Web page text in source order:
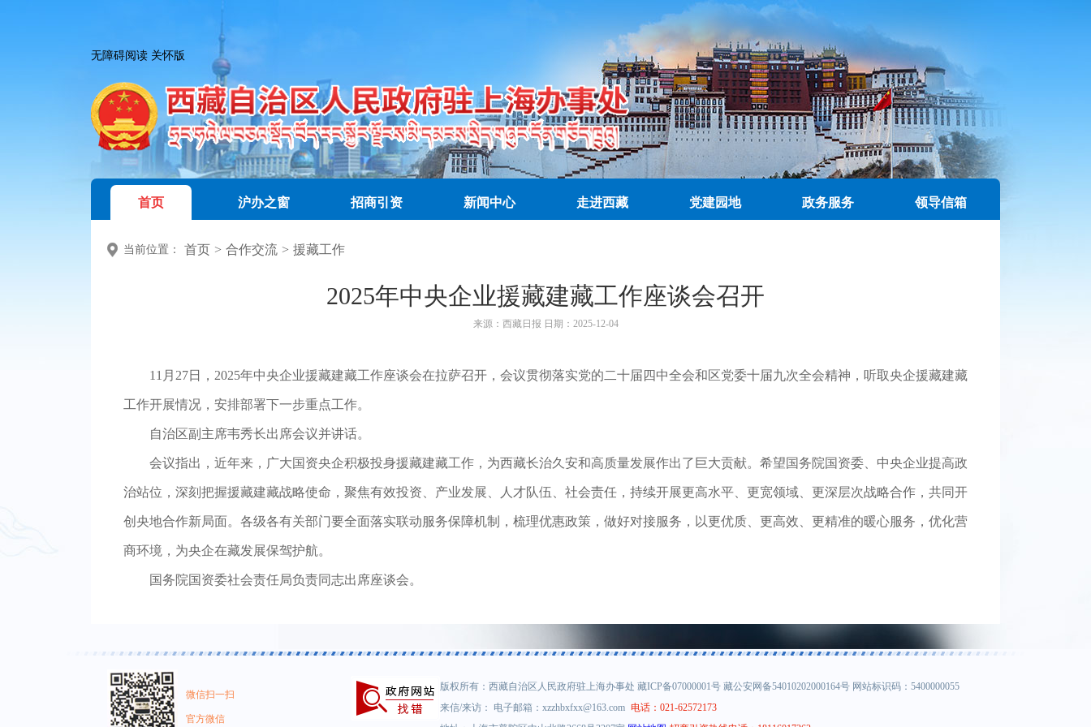
无障碍阅读 关怀版
首页 沪办之窗 招商引资 新闻中心 走进西藏 党建园地 政务服务 领导信箱
当前位置： 首页 > 合作交流 > 援藏工作
2025年中央企业援藏建藏工作座谈会召开
来源： 西藏日报 日期： 2025-12-04
11月27日，2025年中央企业援藏建藏工作座谈会在拉萨召开，会议贯彻落实党的二十届四中全会和区党委十届九次全会精神，听取央企援藏建藏
工作开展情况，安排部署下一步重点工作。
自治区副主席韦秀长出席会议并讲话。
会议指出，近年来，广大国资央企积极投身援藏建藏工作，为西藏长治久安和高质量发展作出了巨大贡献。希望国务院国资委、中央企业提高政
治站位，深刻把握援藏建藏战略使命，聚焦有效投资、产业发展、人才队伍、社会责任，持续开展更高水平、更宽领域、更深层次战略合作，共同开
创央地合作新局面。各级各有关部门要全面落实联动服务保障机制，梳理优惠政策，做好对接服务，以更优质、更高效、更精准的暖心服务，优化营
商环境，为央企在藏发展保驾护航。
国务院国资委社会责任局负责同志出席座谈会。
微信扫一扫
官方微信
版权所有：西藏自治区人民政府驻上海办事处 藏ICP备07000001号 藏公安网备54010202000164号 网站标识码：5400000055
来信/来访： 电子邮箱：xzzhbxfxx@163.com 电话：021-62572173